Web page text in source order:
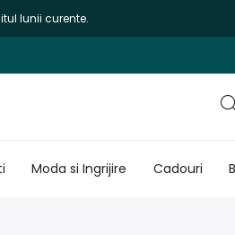
lunii curente.
Moda si Ingrijire Cadouri